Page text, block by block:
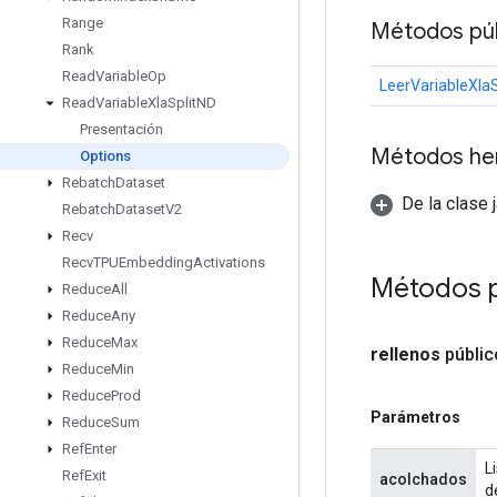
Range
Rank
ReadVariableOp
ReadVariableXlaSplitND
Presentación
Options
RebatchDataset
RebatchDatasetV2
Recv
RecvTPUEmbeddingActivations
ReduceAll
ReduceAny
ReduceMax
ReduceMin
ReduceProd
ReduceSum
RefEnter
RefExit
Métodos
Métodos
De la clase
Métodos
rellenos
Parámetros
acolchados